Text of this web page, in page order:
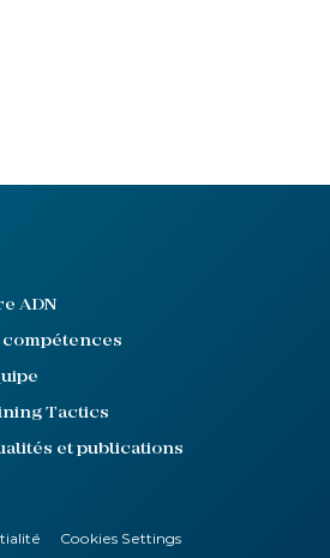
ADN
compétences
Tactics
et publications
Cookies Settings